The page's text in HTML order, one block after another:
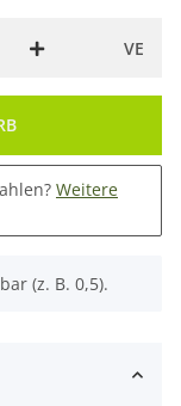
VE
Weitere
(z. B. 0,5).